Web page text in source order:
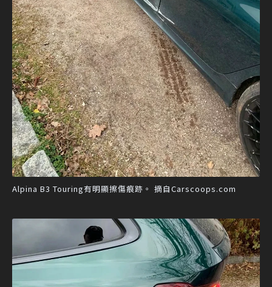
Alpina B3 Touring有明顯擦傷痕跡。 摘自Carscoops.com